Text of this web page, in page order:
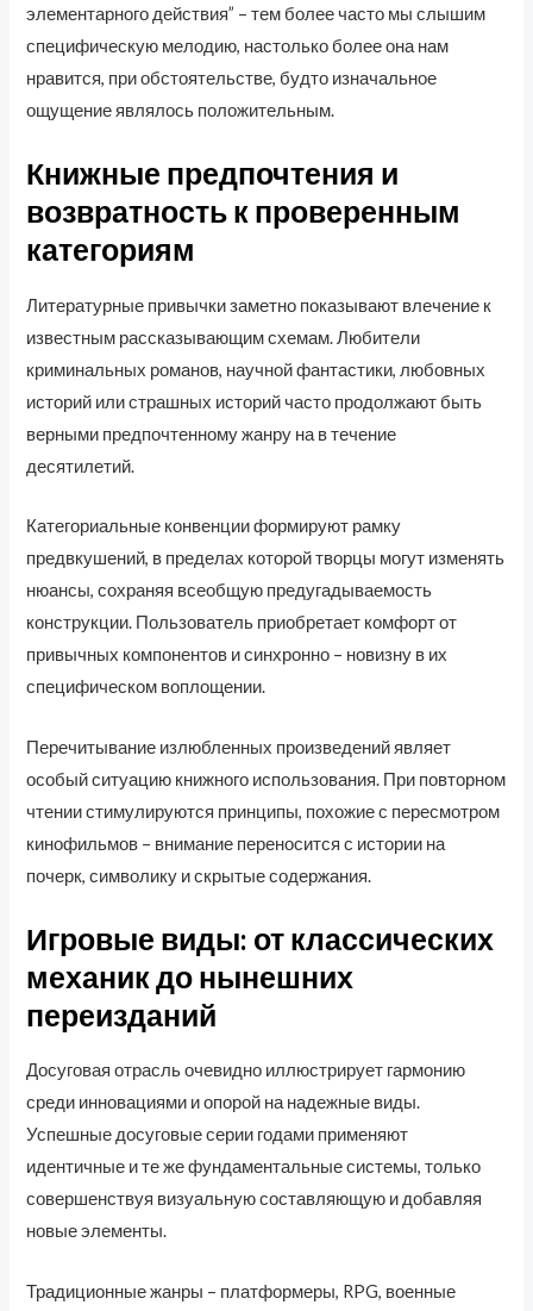
элементарного действия” – тем более часто мы слышим
специфическую мелодию, настолько более она нам
нравится, при обстоятельстве, будто изначальное
ощущение являлось положительным.
Книжные предпочтения и
возвратность к проверенным
категориям
Литературные привычки заметно показывают влечение к
известным рассказывающим схемам. Любители
криминальных романов, научной фантастики, любовных
историй или страшных историй часто продолжают быть
верными предпочтенному жанру на в течение
десятилетий.
Категориальные конвенции формируют рамку
предвкушений, в пределах которой творцы могут изменять
нюансы, сохраняя всеобщую предугадываемость
конструкции. Пользователь приобретает комфорт от
привычных компонентов и синхронно – новизну в их
специфическом воплощении.
Перечитывание излюбленных произведений являет
особый ситуацию книжного использования. При повторном
чтении стимулируются принципы, похожие с пересмотром
кинофильмов – внимание переносится с истории на
почерк, символику и скрытые содержания.
Игровые виды: от классических
механик до нынешних
переизданий
Досуговая отрасль очевидно иллюстрирует гармонию
среди инновациями и опорой на надежные виды.
Успешные досуговые серии годами применяют
идентичные и те же фундаментальные системы, только
совершенствуя визуальную составляющую и добавляя
новые элементы.
Традиционные жанры – платформеры, RPG, военные